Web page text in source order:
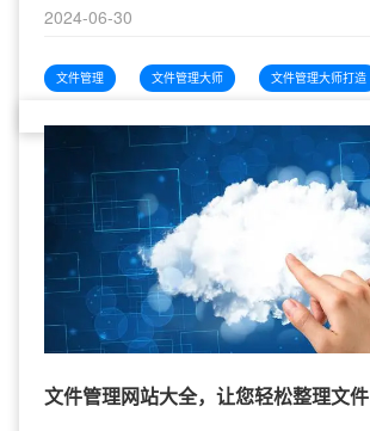
2024-06-30
文件管理 文件管理大师 文件管理大师打造
文件管理网站大全，让您轻松整理文件